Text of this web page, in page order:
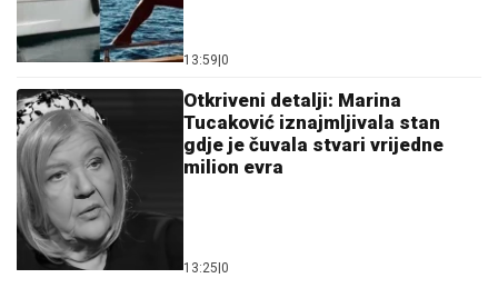
13:59 0
Otkriveni detalji: Marina
Tucaković iznajmljivala stan
gdje je čuvala stvari vrijedne
milion evra
13:25 0